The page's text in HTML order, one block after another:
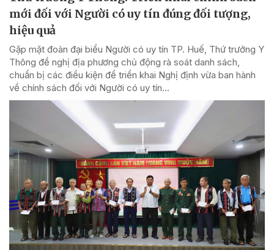
mới đối với Người có uy tín đúng đối tượng,
hiệu quả
Gặp mặt đoàn đại biểu Người có uy tín TP. Huế, Thứ trưởng Y
Thông đề nghị địa phương chủ động rà soát danh sách,
chuẩn bị các điều kiện để triển khai Nghị định vừa ban hành
về chính sách đối với Người có uy tín...